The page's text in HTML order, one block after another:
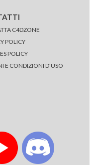
C4DZONE
POLICY
POLICY
E CONDIZIONI D'USO